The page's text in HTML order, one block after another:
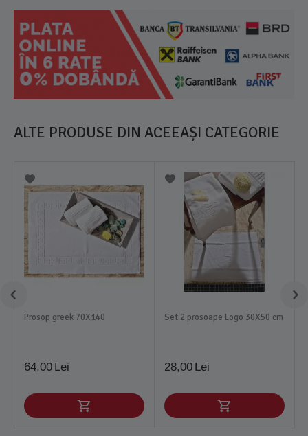
ALTE PRODUSE DIN ACEEAȘI CATEGORIE
Prosop greek 70X140
64,00 Lei
Set 2 prosoape Logo 30X50 cm
28,00 Lei